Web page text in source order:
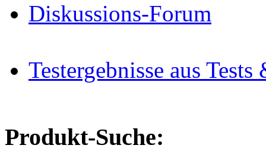
Diskussions-Forum
Testergebnisse aus
Produkt-Suche: